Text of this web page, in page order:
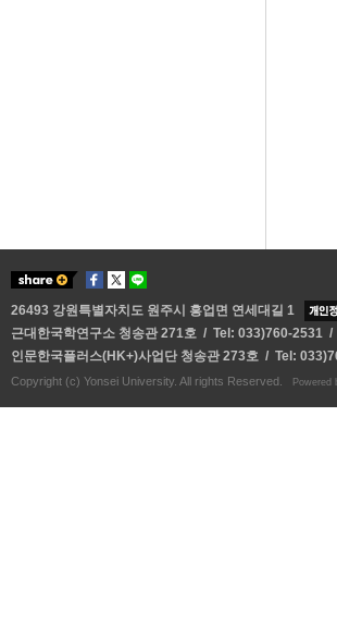
26493 강원특별자치도 원주시 흥업면 연세대길 1
근대한국학연구소 청송관 271호 / Tel: 033)760-2531
인문한국플러스(HK+)사업단 청송관 273호 / Tel:
Copyright (c) Yonsei University. All rights Reserved. Powered